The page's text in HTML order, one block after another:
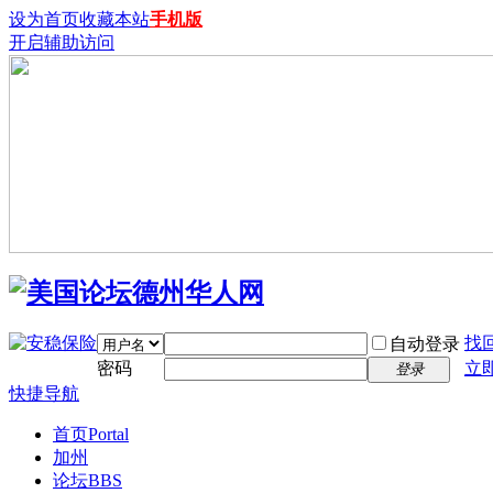
设为首页收藏本站手机版
开启辅助访问
自动登录 找
密码
登录
立
快捷导航
首页Portal
加州
论坛BBS